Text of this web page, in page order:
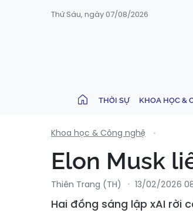
Thứ Sáu, ngày 07/08/2026
THỜI SỰ KHOA HỌC &
Khoa học & Công nghệ
Elon Musk
Thiên Trang (TH) 13/02/2026
Hai đồng sáng lập xAI rời